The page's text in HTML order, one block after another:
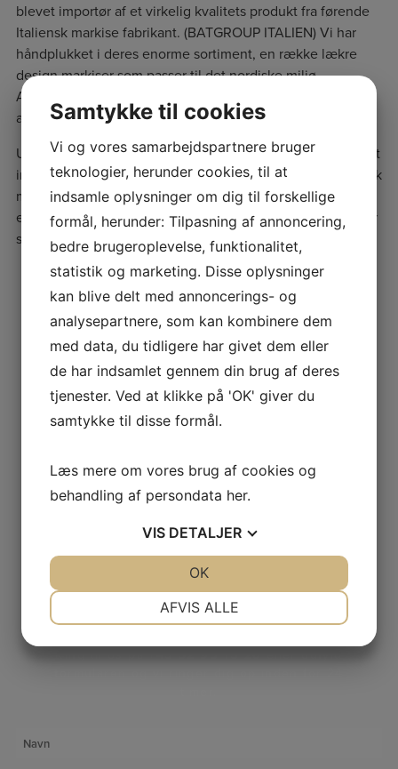
blevet importør af et virkelig kvalitets produkt fra førende
Italiensk markise fabrikant. (BATGROUP ITALIEN) Vi har
håndplukket i deres enorme sortiment, en række lækre
design markiser som passer til det nordiske miljø.
Alle markise typer / modeller er fremstillet i lakeret
aluninium , samt bærerør og dugrør i behandlet stål.
Udeliv-markiser er som noget nyt til sæsonen 2008, blevet
importør af et virkelig kvalitets produkt fra førende Italiensk
markise fabrikant. (BATGroup) Vi har håndplukket i deres
enorme sortiment, en række virkelig gode design markiser
som passer til det nordiske miljø.
VIL DU RINGES OP?
Samtykke til cookies
Vi og vores samarbejdspartnere bruger
teknologier, herunder cookies, til at
indsamle oplysninger om dig til forskellige
formål, herunder: Tilpasning af annoncering,
bedre brugeroplevelse, funktionalitet,
statistik og marketing. Disse oplysninger
kan blive delt med annoncerings- og
analysepartnere, som kan kombinere dem
med data, du tidligere har givet dem eller
de har indsamlet gennem din brug af deres
tjenester. Ved at klikke på 'OK' giver du
samtykke til disse formål.
Læs mere om vores brug af cookies og
behandling af persondata her.
VIS DETALJER
AFVIS ALLE
OK